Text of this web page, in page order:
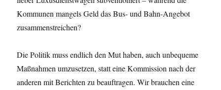
Kommunen mangels Geld das Bus- und Bahn-Angebot
zusammenstreichen?
Die Politik muss endlich den Mut haben, auch unbequeme
Maßnahmen umzusetzen, statt eine Kommission nach der
anderen mit Berichten zu beauftragen. Wir brauchen eine